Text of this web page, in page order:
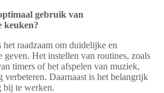
gebruik van
keuken?
raadzaam om duidelijke en
geven. Het instellen van routines, zoals
timers of het afspelen van muziek,
Daarnaast is het belangrijk
bij te werken.